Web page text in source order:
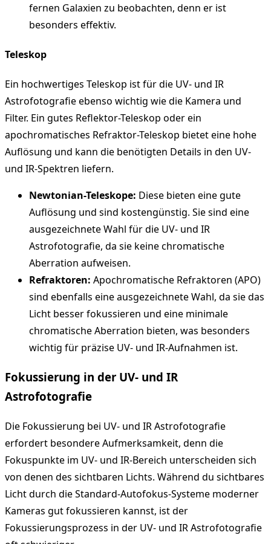
fernen Galaxien zu beobachten, denn er ist
besonders effektiv.
Teleskop
Ein hochwertiges Teleskop ist für die UV- und IR
Astrofotografie ebenso wichtig wie die Kamera und
Filter. Ein gutes Reflektor-Teleskop oder ein
apochromatisches Refraktor-Teleskop bietet eine hohe
Auflösung und kann die benötigten Details in den UV-
und IR-Spektren liefern.
Newtonian-Teleskope: Diese bieten eine gute
Auflösung und sind kostengünstig. Sie sind eine
ausgezeichnete Wahl für die UV- und IR
Astrofotografie, da sie keine chromatische
Aberration aufweisen.
Refraktoren: Apochromatische Refraktoren (APO)
sind ebenfalls eine ausgezeichnete Wahl, da sie das
Licht besser fokussieren und eine minimale
chromatische Aberration bieten, was besonders
wichtig für präzise UV- und IR-Aufnahmen ist.
Fokussierung in der UV- und IR
Astrofotografie
Die Fokussierung bei UV- und IR Astrofotografie
erfordert besondere Aufmerksamkeit, denn die
Fokuspunkte im UV- und IR-Bereich unterscheiden sich
von denen des sichtbaren Lichts. Während du sichtbares
Licht durch die Standard-Autofokus-Systeme moderner
Kameras gut fokussieren kannst, ist der
Fokussierungsprozess in der UV- und IR Astrofotografie